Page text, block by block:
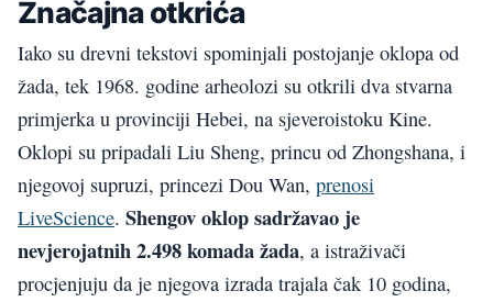
Značajna otkrića
Iako su drevni tekstovi spominjali postojanje oklopa od
žada, tek 1968. godine arheolozi su otkrili dva stvarna
primjerka u provinciji Hebei, na sjeveroistoku Kine.
Oklopi su pripadali Liu Sheng, princu od Zhongshana, i
njegovoj supruzi, princezi Dou Wan, prenosi
LiveScience. Shengov oklop sadržavao je
nevjerojatnih 2.498 komada žada, a istraživači
procjenjuju da je njegova izrada trajala čak 10 godina,